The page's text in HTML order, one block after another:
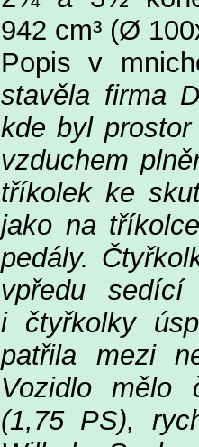
942 cm³ (Ø
Popis v
stavěla firma
kde byl
vzduchem
tříkolek ke
jako na
pedály.
vpředu
i čtyřkolky
patřila mezi
Vozidlo mělo
(1,75 PS),